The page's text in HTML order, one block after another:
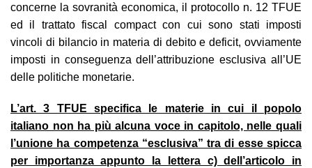
concerne la sovranità economica, il protocollo n. 12 TFUE
ed il trattato fiscal compact con cui sono stati imposti
vincoli di bilancio in materia di debito e deficit, ovviamente
imposti in conseguenza dell’attribuzione esclusiva all’UE
delle politiche monetarie.
L’art. 3 TFUE specifica le materie in cui il popolo
italiano non ha più alcuna voce in capitolo, nelle quali
l’unione ha competenza “esclusiva” tra di esse spicca
per importanza appunto la lettera c) dell’articolo in